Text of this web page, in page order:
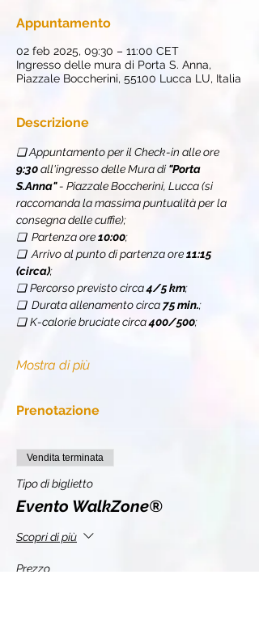
Appuntamento
02 feb 2025, 09:30 – 11:00 CET
Ingresso delle mura di Porta S. Anna,
Piazzale Boccherini, 55100 Lucca LU, Italia
Descrizione
❏ Appuntamento per il Check-in alle ore
9:30 all'ingresso delle Mura di "Porta
S.Anna" - Piazzale Boccherini, Lucca (si
raccomanda la massima puntualità per la
consegna delle cuffie);
❏  Partenza ore 10:00;
❏  Arrivo al punto di partenza ore 11:15
(circa);
❏ Percorso previsto circa 4/5 km;
❏  Durata allenamento circa 75 min.;
❏ K-calorie bruciate circa 400/500;
Mostra di più
Prenotazione
Vendita terminata
Tipo di biglietto
Evento WalkZone®
Scopri di più
Prezzo